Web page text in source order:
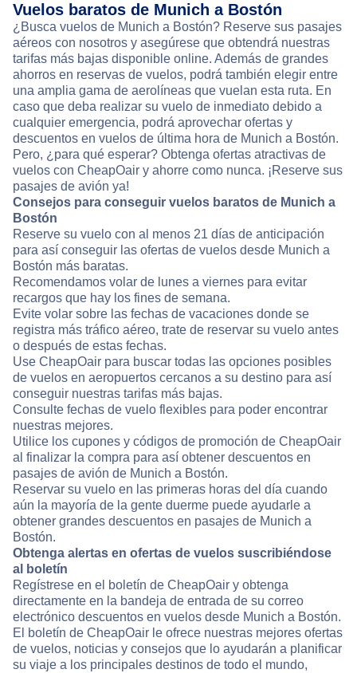
Vuelos baratos de Munich a Bostón
¿Busca vuelos de Munich a Bostón? Reserve sus pasajes
aéreos con nosotros y asegúrese que obtendrá nuestras
tarifas más bajas disponible online. Además de grandes
ahorros en reservas de vuelos, podrá también elegir entre
una amplia gama de aerolíneas que vuelan esta ruta. En
caso que deba realizar su vuelo de inmediato debido a
cualquier emergencia, podrá aprovechar ofertas y
descuentos en vuelos de última hora de Munich a Bostón.
Pero, ¿para qué esperar? Obtenga ofertas atractivas de
vuelos con CheapOair y ahorre como nunca. ¡Reserve sus
pasajes de avión ya!
Consejos para conseguir vuelos baratos de Munich a
Bostón
Reserve su vuelo con al menos 21 días de anticipación
para así conseguir las ofertas de vuelos desde Munich a
Bostón más baratas.
Recomendamos volar de lunes a viernes para evitar
recargos que hay los fines de semana.
Evite volar sobre las fechas de vacaciones donde se
registra más tráfico aéreo, trate de reservar su vuelo antes
o después de estas fechas.
Use CheapOair para buscar todas las opciones posibles
de vuelos en aeropuertos cercanos a su destino para así
conseguir nuestras tarifas más bajas.
Consulte fechas de vuelo flexibles para poder encontrar
nuestras mejores.
Utilice los cupones y códigos de promoción de CheapOair
al finalizar la compra para así obtener descuentos en
pasajes de avión de Munich a Bostón.
Reservar su vuelo en las primeras horas del día cuando
aún la mayoría de la gente duerme puede ayudarle a
obtener grandes descuentos en pasajes de Munich a
Bostón.
Obtenga alertas en ofertas de vuelos suscribiéndose
al boletín
Regístrese en el boletín de CheapOair y obtenga
directamente en la bandeja de entrada de su correo
electrónico descuentos en vuelos desde Munich a Bostón.
El boletín de CheapOair le ofrece nuestras mejores ofertas
de vuelos, noticias y consejos que lo ayudarán a planificar
su viaje a los principales destinos de todo el mundo,